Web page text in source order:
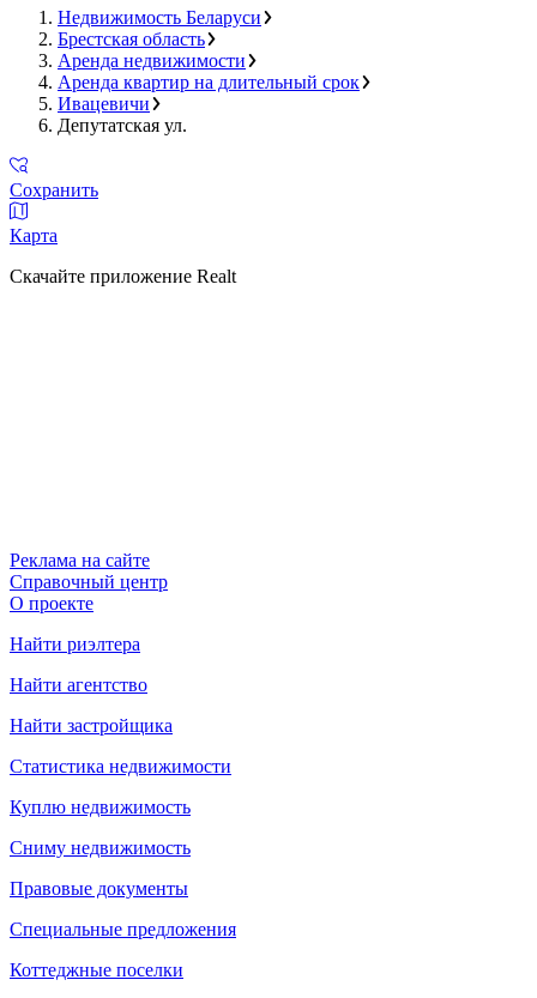
Недвижимость Беларуси
Брестская область
Аренда недвижимости
Аренда квартир на длительный срок
Ивацевичи
Депутатская ул.
Сохранить
Карта
Скачайте приложение Realt
Реклама на сайте
Справочный центр
О проекте
Найти риэлтера
Найти агентство
Найти застройщика
Статистика недвижимости
Куплю недвижимость
Сниму недвижимость
Правовые документы
Специальные предложения
Коттеджные поселки